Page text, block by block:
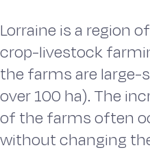
Lorraine is a region
crop-livestock
the farms are large-
over 100 ha). The
of the farms often
without changing